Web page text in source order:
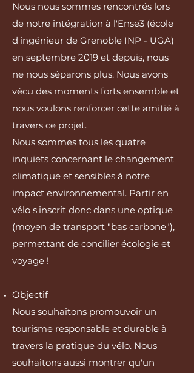
Nous nous sommes rencontrés lors
de notre intégration à l'Ense3 (école
d'ingénieur de Grenoble INP - UGA)
en septembre 2019 et depuis, nous
ne nous séparons plus. Nous avons
vécu des moments forts ensemble et
nous voulons renforcer cette amitié à
travers ce projet.
Nous sommes tous les quatre
inquiets concernant le changement
climatique et sensibles à notre
impact environnemental. Partir en
vélo s'inscrit donc dans une optique
(moyen de transport "bas carbone"),
permettant de concilier écologie et
voyage !
Objectif
Nous souhaitons promouvoir un
tourisme responsable et durable à
travers la pratique du vélo. Nous
souhaitons aussi montrer qu'un